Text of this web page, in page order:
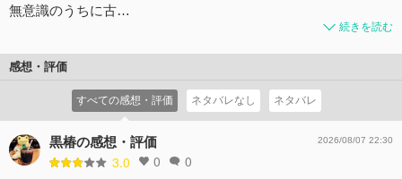
無意識のうちに古…
続きを読む
感想・評価
すべての感想・評価 ネタバレなし ネタバレ
黒椿の感想・評価
3.0 0 0
2026/08/07 22:30